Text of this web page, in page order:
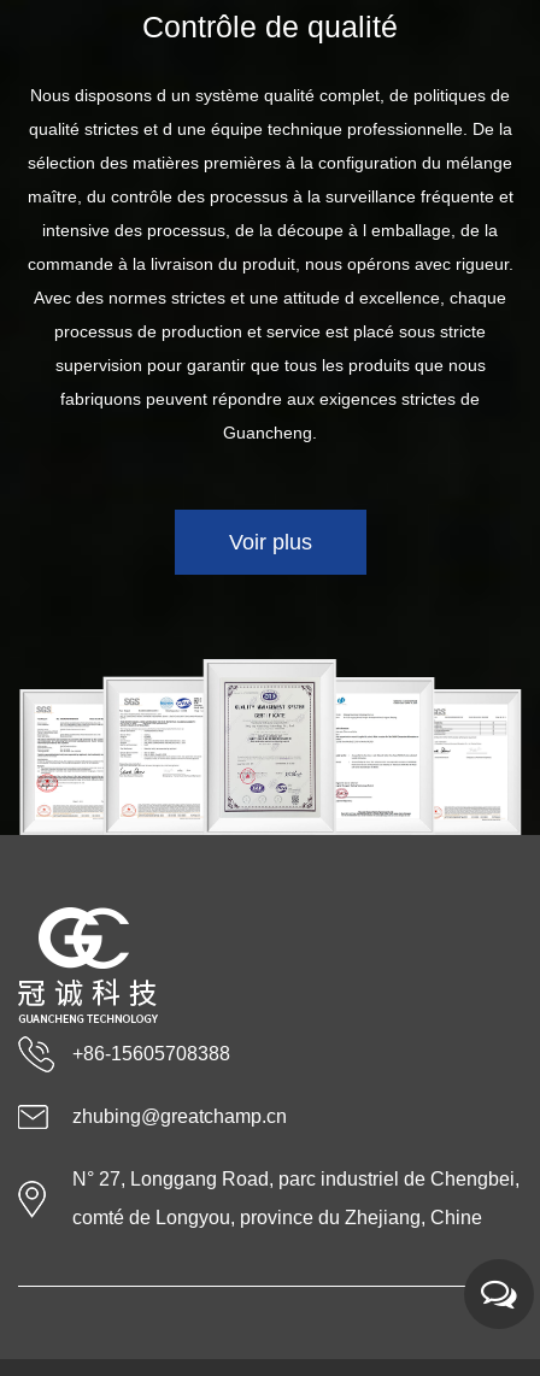
Contrôle de qualité
Nous disposons d un système qualité complet, de politiques de
qualité strictes et d une équipe technique professionnelle. De la
sélection des matières premières à la configuration du mélange
maître, du contrôle des processus à la surveillance fréquente et
intensive des processus, de la découpe à l emballage, de la
commande à la livraison du produit, nous opérons avec rigueur.
Avec des normes strictes et une attitude d excellence, chaque
processus de production et service est placé sous stricte
supervision pour garantir que tous les produits que nous
fabriquons peuvent répondre aux exigences strictes de
Guancheng.
Voir plus
+86-15605708388
zhubing@greatchamp.cn
N° 27, Longgang Road, parc industriel de Chengbei,
comté de Longyou, province du Zhejiang, Chine